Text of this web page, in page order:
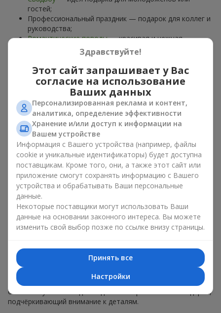
гостей;
Профессиональный праздник — подарок для коллег и
руководства;
Романтические поводы— красивая и нежная
Корпоративные события— подарок деловому
партнёру.
Цветочная корзина — универсальный подарок для любого
возраста. Стильные ручные композиции позволяют
передать любые эмоции: благодарность, восхищение,
поддержку,любовь
Виды цветочных корзин в г.
Казатин: классика, романтика,
минимализм
Ассортимент цветочных корзин наflowers.uaвключает
варианты на любой вкус:
Классические композиции— сочетанияроз, лилий,
хризантемв строгих формах;
Минималистичные решения— натуральные формы,
акцент на цвет или текстуру.
Есть также
VIP-композиции— роскошные корзины для
особых случаев. Каждое изделие — оригинальный подарок,
подчёркивающий внимание к деталям.
Здравствуйте!
Этот сайт запрашивает у Вас
согласие на использование
Ваших данных
Персонализированная реклама и контент,
аналитика, определение эффективности
Хранение и/или доступ к информации на
Вашем устройстве
Информация с Вашего устройства (например, файлы
cookie и уникальные идентификаторы) будет доступна
поставщикам. Кроме того, они, а также этот сайт или
приложение смогут сохранять информацию с Вашего
устройства и обрабатывать Ваши персональные
данные.
Некоторые поставщики могут использовать Ваши
данные на основании законного интереса. Вы можете
изменить свой выбор позже по ссылке внизу страницы.
Принять все
Настройки